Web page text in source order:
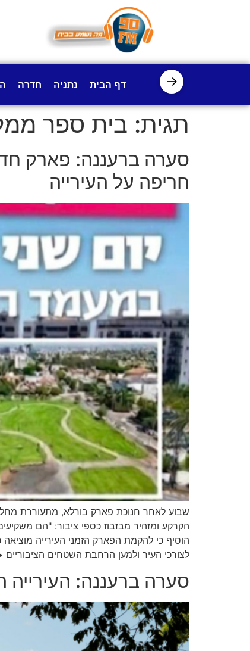
→ דף הבית נתניה חדרה
תגית: בית ספר
סערה ברעננה: פארק
חריפה על העירייה
שבוע לאחר חנוכת פארק בורלא, מתעוררת
הקרקע ומזהיר מבזבוז כספי ציבור: "הם
הוסיף כי להקמת הפארק הזמני העירייה
לצורכי העיר ולמען הרחבת השטחים הציבוריים
סערה ברעננה: